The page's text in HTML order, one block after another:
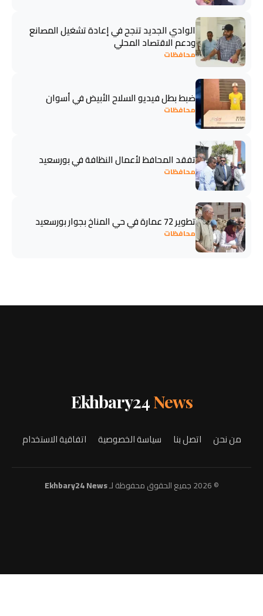
الوادي الجديد تنجح في إعادة تشغيل المصانع
ودعم الاقتصاد المحلي
محافظات
ضبط بطل فيديو السلاح الأبيض في أسوان
محافظات
تفقد المحافظ لأعمال النظافة في بورسعيد
محافظات
تطوير 72 عمارة في حي المناخ بجوار بورسعيد
محافظات
Ekhbary24News
من نحن اتصل بنا سياسة الخصوصية اتفاقية الاستخدام
© 2026 جميع الحقوق محفوظة لـ Ekhbary24 News